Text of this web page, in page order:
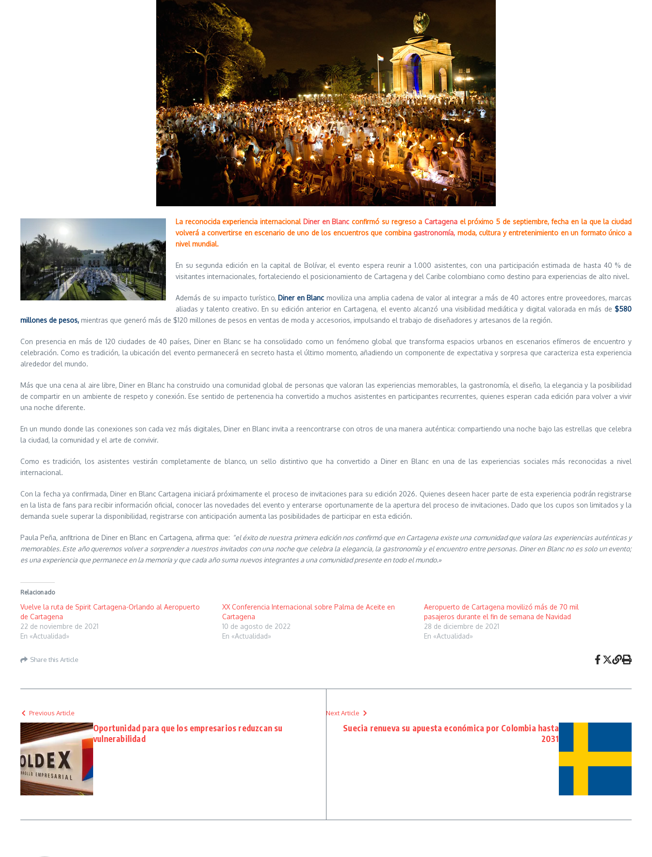
La reconocida experiencia internacional Diner en Blanc confirmó su regreso aCartagena el próximo 5 de septiembre, fecha en la que la ciudad
volverá a convertirse en escenario de uno de los encuentros que combinagastronomía, moda, cultura y entretenimiento en un formato único a
nivel mundial.
En su segunda edición en la capital de Bolívar, el evento espera reunir a 1.000 asistentes, con una participación estimada de hasta 40 % de
visitantes internacionales, fortaleciendo el posicionamiento de Cartagena y del Caribe colombiano como destino para experiencias de alto nivel.
Además de su impacto turístico, Diner en Blanc moviliza una amplia cadena de valor al integrar a más de 40 actores entre proveedores, marcas
aliadas y talento creativo. En su edición anterior en Cartagena, el evento alcanzó una visibilidad mediática y digital valorada en más de $580
millones de pesos, mientras que generó más de $120 millones de pesos en ventas de moda y accesorios, impulsando el trabajo de diseñadores y artesanos de la región.
Con presencia en más de 120 ciudades de 40 países, Diner en Blanc se ha consolidado como un fenómeno global que transforma espacios urbanos en escenarios efímeros de encuentro y
celebración. Como es tradición, la ubicación del evento permanecerá en secreto hasta el último momento, añadiendo un componente de expectativa y sorpresa que caracteriza esta experiencia
alrededor del mundo.
Más que una cena al aire libre, Diner en Blanc ha construido una comunidad global de personas que valoran las experiencias memorables, la gastronomía, el diseño, la elegancia y la posibilidad
de compartir en un ambiente de respeto y conexión. Ese sentido de pertenencia ha convertido a muchos asistentes en participantes recurrentes, quienes esperan cada edición para volver a vivir
una noche diferente.
En un mundo donde las conexiones son cada vez más digitales, Diner en Blanc invita a reencontrarse con otros de una manera auténtica: compartiendo una noche bajo las estrellas que celebra
la ciudad, la comunidad y el arte de convivir.
Como es tradición, los asistentes vestirán completamente de blanco, un sello distintivo que ha convertido a Diner en Blanc en una de las experiencias sociales más reconocidas a nivel
internacional.
Con la fecha ya confirmada, Diner en Blanc Cartagena iniciará próximamente el proceso de invitaciones para su edición 2026. Quienes deseen hacer parte de esta experiencia podrán registrarse
en la lista de fans para recibir información oficial, conocer las novedades del evento y enterarse oportunamente de la apertura del proceso de invitaciones. Dado que los cupos son limitados y la
demanda suele superar la disponibilidad, registrarse con anticipación aumenta las posibilidades de participar en esta edición.
Paula Peña, anfitriona de Diner en Blanc en Cartagena, afirma que: “el éxito de nuestra primera edición nos confirmó que en Cartagena existe una comunidad que valora las experiencias auténticas y
memorables. Este año queremos volver a sorprender a nuestros invitados con una noche que celebra la elegancia, la gastronomía y el encuentro entre personas. Diner en Blanc no es solo un evento;
es una experiencia que permanece en la memoria y que cada año suma nuevos integrantes a una comunidad presente en todo el mundo.»
Relacionado
Vuelve la ruta de Spirit Cartagena-Orlando al Aeropuerto
de Cartagena
22 de noviembre de 2021
En «Actualidad»
XX Conferencia Internacional sobre Palma de Aceite en
Cartagena
10 de agosto de 2022
En «Actualidad»
Aeropuerto de Cartagena movilizó más de 70 mil
pasajeros durante el fin de semana de Navidad
28 de diciembre de 2021
En «Actualidad»
Share this Article
Previous Article
Oportunidad para que los empresarios reduzcan su
vulnerabilidad
Next Article
Suecia renueva su apuesta económica por Colombia hasta
2031